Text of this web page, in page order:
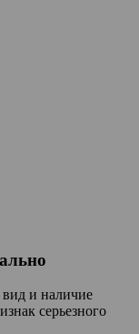
и наличие
серьезного